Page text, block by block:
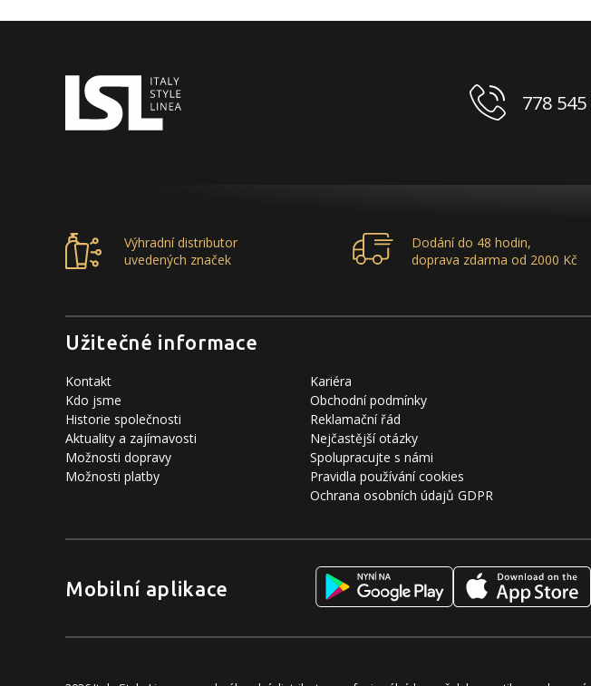
778 545
Výhradní distributor
uvedených značek
Dodání do 48 hodin,
doprava zdarma od 2000 Kč
Užitečné informace
Kontakt
Kdo jsme
Historie společnosti
Aktuality a zajímavosti
Možnosti dopravy
Možnosti platby
Kariéra
Obchodní podmínky
Reklamační řád
Nejčastější otázky
Spolupracujte s námi
Pravidla používání cookies
Ochrana osobních údajů GDPR
Mobilní aplikace